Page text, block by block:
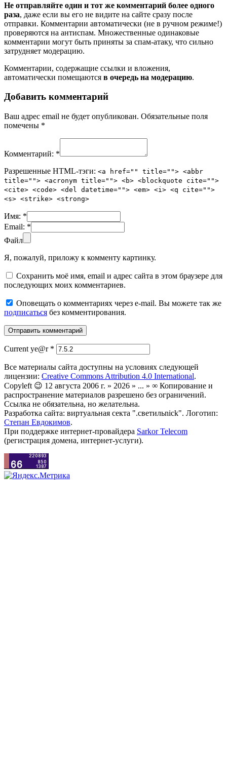
Не отправляйте один и тот же комментарий более одного
раза, даже если вы его не видите на сайте сразу после
отправки. Комментарии автоматически (не в ручном режиме!)
проверяются на антиспам. Множественные одинаковые
комментарии могут быть приняты за спам-атаку, что сильно
затрудняет модерацию.
Комментарии, содержащие ссылки и вложения,
автоматически помещаются в очередь на модерацию.
Добавить комментарий
Ваш адрес email не будет опубликован. Обязательные поля
помечены *
Комментарий: *
Разрешенные HTML-тэги: <a href="" title=""> <abbr
title=""> <acronym title=""> <b> <blockquote cite="">
<cite> <code> <del datetime=""> <em> <i> <q cite="">
<s> <strike> <strong>
Имя: *
Email: *
Файл
Я, пожалуй, приложу к комменту картинку.
Сохранить моё имя, email и адрес сайта в этом браузере для
последующих моих комментариев.
Оповещать о комментариях через e-mail. Вы можете так же
подписаться без комментирования.
Current ye@r *
Все материалы сайта доступны на условиях следующей
лицензии: Creative Commons Attribution 4.0 International.
Copyleft 😉 12 августа 2006 г. » 2026 » ... » ∞ Копирование и
распространение материалов разрешено без ограничений.
Ссылка не обязательна, но желательна.
Разработка сайта: виртуальная секта ".светильnick". Логотип:
Степан Евдокимов.
При поддержке интернет-провайдера Sarkor Telecom
(регистрация домена, интернет-услуги).